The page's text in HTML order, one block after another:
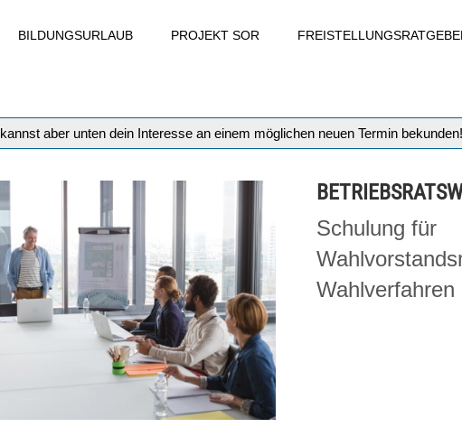
BILDUNGSURLAUB PROJEKT SOR
aber unten dein Interesse an einem möglichen neuen Termin bekunden!
Schulung für
Wahlverfahren